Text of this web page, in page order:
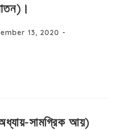
13, 2020
সামগ্রিক আয়)